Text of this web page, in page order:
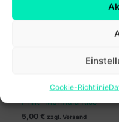
Cookie-Richtlinie
Print “Mermaid Kiss”
5,00€ zzgl. Versand